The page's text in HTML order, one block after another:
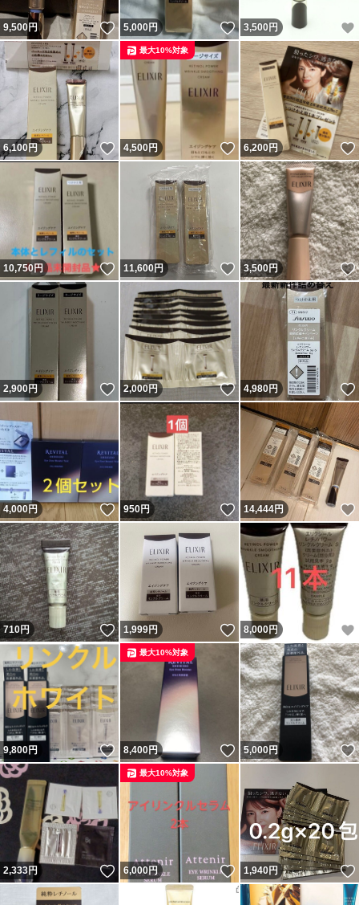
9,500円 いいね！
5,000円 いいね！
3,500 円
6,100円 いいね！
4,500円 いいね！
最大10%対象
6,200円
10,750円 いいね！
11,600円 いいね！
3,500円
2,900円 いいね！
2,000円 いいね！
4,980円
4,000円 いいね！
950円 いいね！
14,444円
710円 いいね！
1,999円 いいね！
8,000円
9,800円 いいね！
8,400円 いいね！
最大10%対象
5,000円
2,333円 いいね！
6,000円 いいね！
最大10%対象
1,940円